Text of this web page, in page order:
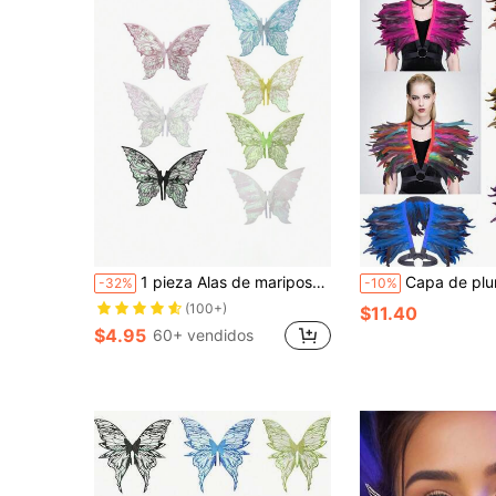
-32% 1 pieza Alas de mariposa con lámina dorada de cuatro hojas, adecuado para todo tipo de disfraces de fiesta, bar, cosplay y Halloween
(100+)
$4.95 60+ vendidos
-10% Capa de plumas falsas de estilo gótico,
$11.40